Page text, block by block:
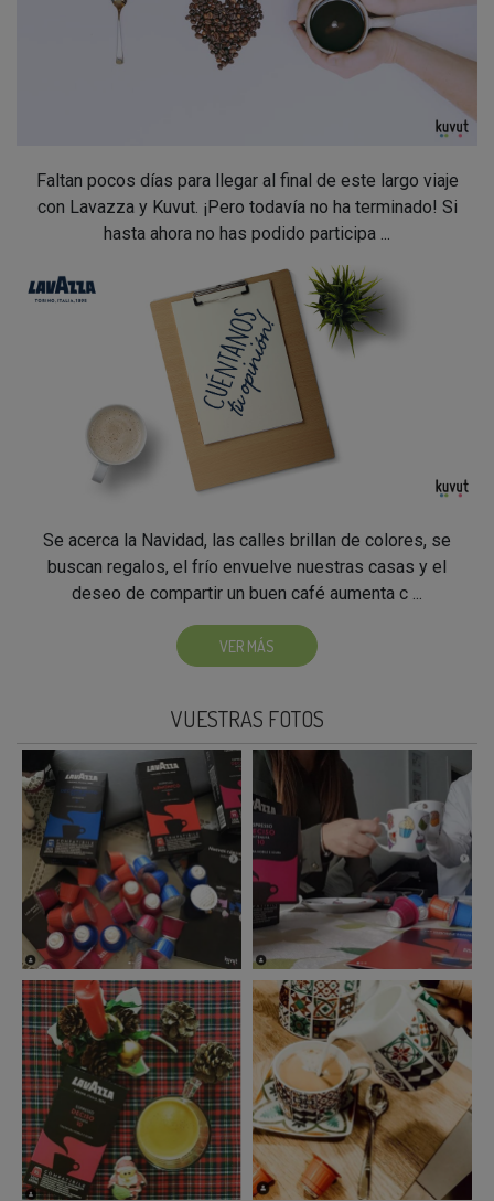
Faltan pocos días para llegar al final de este largo viaje
con Lavazza y Kuvut. ¡Pero todavía no ha terminado! Si
hasta ahora no has podido participa ...
Se acerca la Navidad, las calles brillan de colores, se
buscan regalos, el frío envuelve nuestras casas y el
deseo de compartir un buen café aumenta c ...
VER MÁS
VUESTRAS FOTOS